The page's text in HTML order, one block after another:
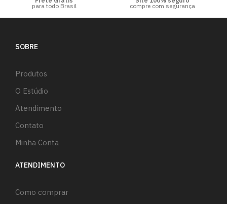
para todo Brasil compre com segurança
SOBRE
Produtos
O Estúdio
Atendimento
Contato
Minha Conta
ATENDIMENTO
Como comprar